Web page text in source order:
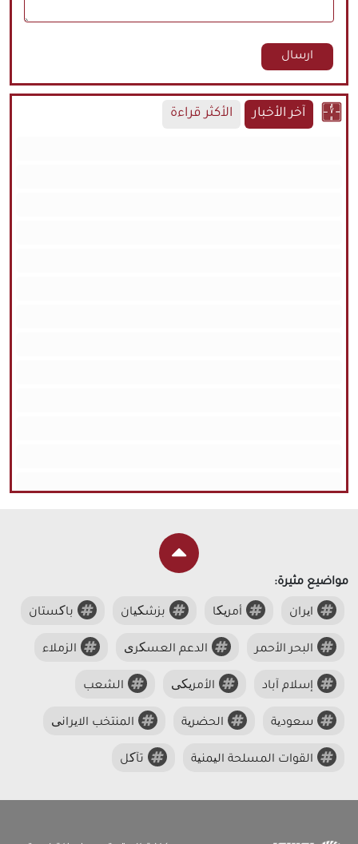
آخر الأخبار الأكثر قراءة
مواضيع مثيرة:
ایران أمریکا بزشکیان باکستان
البحر الأحمر الدعم العسکری الزملاء
إسلام آباد الأمریکی الشعب
سعودیة الحضریة المنتخب الایرانی
القوات المسلحة الیمنیة تآکل